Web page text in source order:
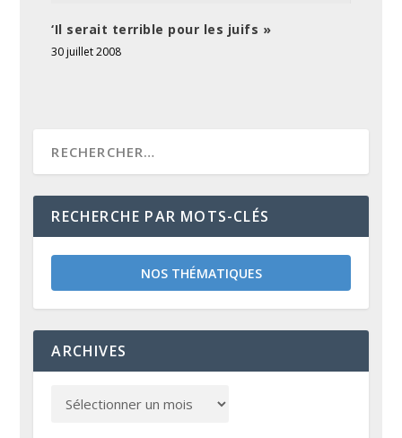
‘Il serait terrible pour les juifs »
30 juillet 2008
RECHERCHE PAR MOTS-CLÉS
NOS THÉMATIQUES
ARCHIVES